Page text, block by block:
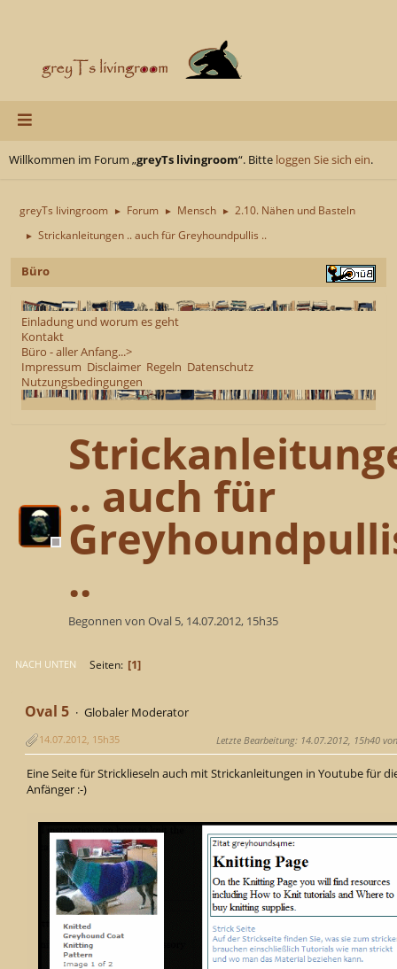
Willkommen im Forum „greyTs livingroom“. Bitte loggen Sie sich ein.
greyTs livingroom ► Forum ► Mensch ► 2.10. Nähen und Basteln
► Strickanleitungen .. auch für Greyhoundpullis ..
Büro
Einladung und worum es geht
Kontakt
Büro - aller Anfang...>
Impressum Disclaimer Regeln Datenschutz
Nutzungsbedingungen
.. auch für
..
Begonnen von Oval 5, 14.07.2012, 15h35
NACH UNTEN Seiten 1
Oval 5 Globaler Moderator
14.07.2012, 15h35 Letzte Bearbeitung: 14.07.2012, 15h40
Eine Seite für Stricklieseln auch mit Strickanleitungen in Youtube für
Anfänger :-)